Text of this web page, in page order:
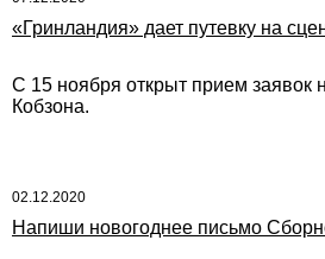
«Гринландия» дает путевку на
С 15 ноября открыт прием заявок
Кобзона.
02.12.2020
Напиши новогоднее письмо